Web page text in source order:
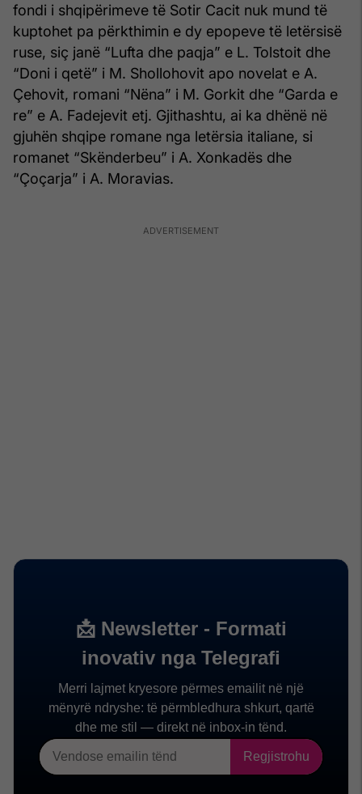
fondi i shqipërimeve të Sotir Cacit nuk mund të
kuptohet pa përkthimin e dy epopeve të letërsisë
ruse, siç janë “Lufta dhe paqja” e L. Tolstoit dhe
“Doni i qetë” i M. Shollohovit apo novelat e A.
Çehovit, romani “Nëna” i M. Gorkit dhe “Garda e
re” e A. Fadejevit etj. Gjithashtu, ai ka dhënë në
gjuhën shqipe romane nga letërsia italiane, si
romanet “Skënderbeu” i A. Xonkadës dhe
“Çoçarja” i A. Moravias.